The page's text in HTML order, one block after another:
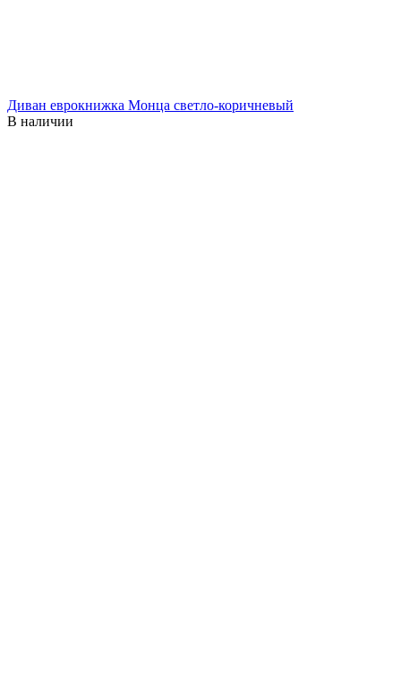
Диван еврокнижка Монца светло-коричневый
В наличии